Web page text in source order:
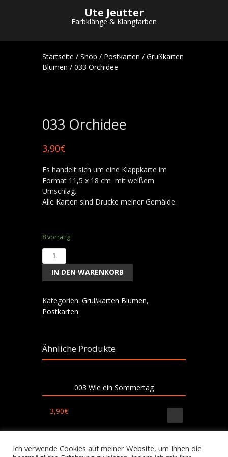
Ute Jeutter
Farbklänge & Klangfarben
Startseite / Shop / Postkarten / Grußkarten
Blumen / 033 Orchidee
033 Orchidee
3,90€
Es handelt sich um eine Klappkarte im
Format 11,5 x 18 cm mit weißem
Umschlag.
Alle Karten sind Drucke meiner Gemälde.
8 vorrätig
033
Orchidee
Menge
IN DEN WARENKORB
Kategorien: Grußkarten Blumen,
Postkarten
Ähnliche Produkte
003 Wie ein Sommertag
3,90€
007 Silvias Tulpen
Ich verwende Cookies auf meiner Website, um Ihnen die